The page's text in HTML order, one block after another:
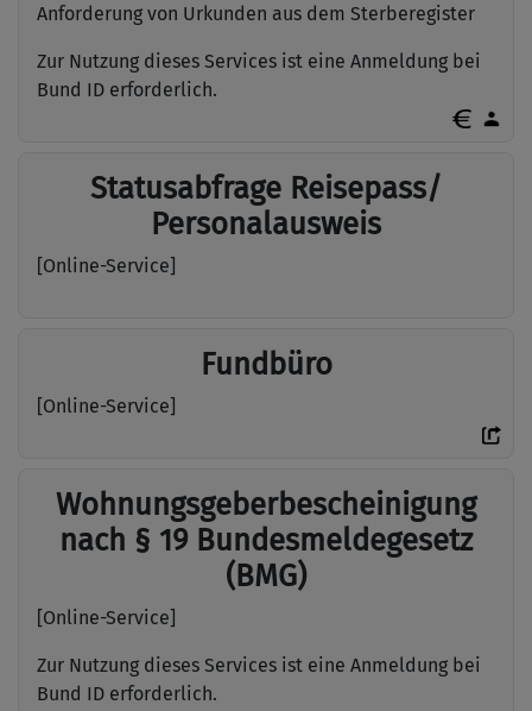
Anforderung von Urkunden aus dem Sterberegister
Zur Nutzung dieses Services ist eine Anmeldung bei
Bund ID erforderlich.
Statusabfrage Reisepass/
Personalausweis
[Online-Service]
Fundbüro
[Online-Service]
Wohnungsgeberbescheinigung
nach § 19 Bundesmeldegesetz
(BMG)
[Online-Service]
Zur Nutzung dieses Services ist eine Anmeldung bei
Bund ID erforderlich.